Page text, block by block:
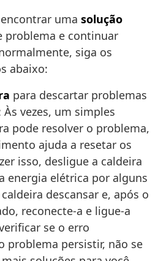
uma solução
problema e continuar
siga os
abaixo:
para descartar problemas
vezes, um simples
pode resolver o problema,
ajuda a resetar os
isso, desligue a caldeira
energia elétrica por alguns
descansar e, após o
reconecte-a e ligue-a
se o erro
problema persistir, não se